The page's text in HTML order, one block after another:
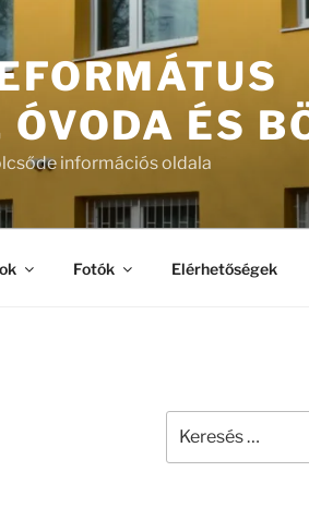
ÉS
információs oldala
Fotók Elérhetőségek
következő